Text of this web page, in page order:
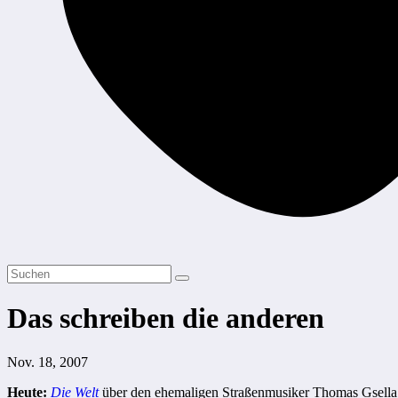
Das schreiben die anderen
Nov. 18, 2007
Heute: Die Weltüber den ehemaligen Straßenmusiker Thomas